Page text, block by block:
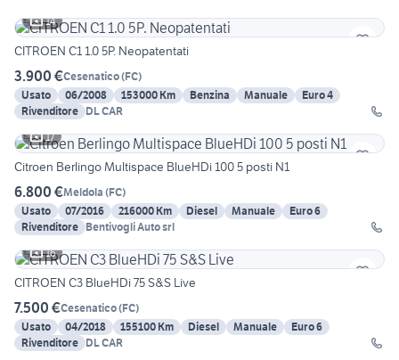
14
CITROEN C1 1.0 5P. Neopatentati
3.900 €Cesenatico(FC)
Usato
06/2008 153000 Km Benzina Manuale
Euro 4
Rivenditore DL CAR
17
Citroen Berlingo Multispace BlueHDi 100 5 posti N1
6.800 €Meldola (FC)
Usato
07/2016 216000 Km Diesel Manuale
Euro 6
Rivenditore Bentivogli Auto srl
16
CITROEN C3 BlueHDi 75 S&S Live
7.500 €Cesenatico(FC)
Usato
04/2018 155100 Km Diesel Manuale
Euro 6
Rivenditore DL CAR